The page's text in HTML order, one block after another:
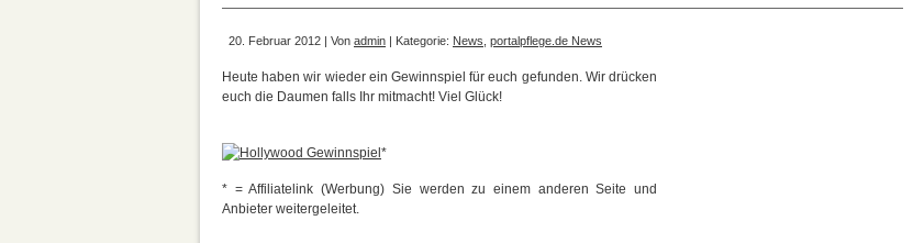
20. Februar 2012 | Von admin | Kategorie: News portalpflege.de News
Heute haben wir wieder ein Gewinnspiel für euch gefunden. Wir drücken
euch die Daumen falls Ihr mitmacht! Viel Glück!
*
* = Affiliatelink (Werbung) Sie werden zu einem anderen Seite und
Anbieter weitergeleitet.